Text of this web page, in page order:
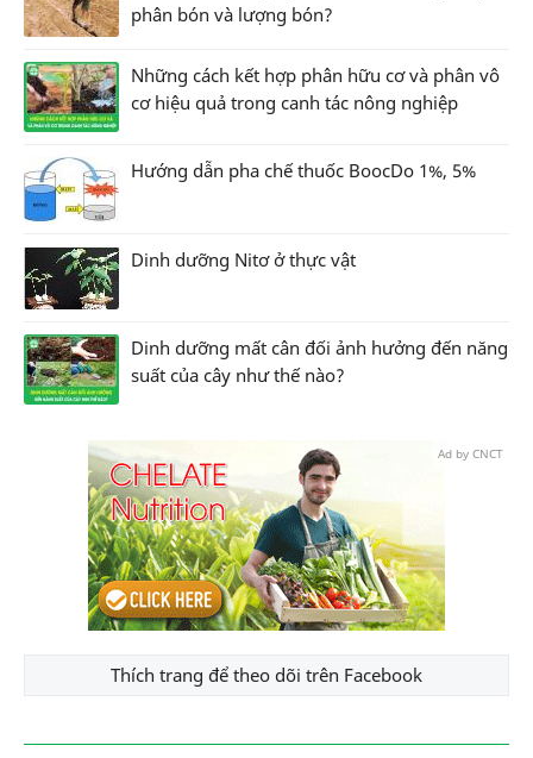
phân bón và lượng bón?
Những cách kết hợp phân hữu cơ và phân vô
cơ hiệu quả trong canh tác nông nghiệp
Hướng dẫn pha chế thuốc BoocDo 1%, 5%
Dinh dưỡng Nitơ ở thực vật
Dinh dưỡng mất cân đối ảnh hưởng đến năng
suất của cây như thế nào?
Ad by CNCT
Thích trang để theo dõi trên Facebook